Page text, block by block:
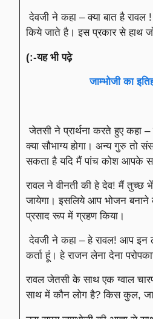
देवजी ने कहा – क्या बात है रावल
किये जाते है। इस प्रकार से हाथ
(:-यह भी पढ़े
जाम्भोजी का
जेतसी ने प्रार्थना करते हुए कहा
क्या सौभाग्य होगा। अन्य गुरु
सकता है यदि मैं पांच कोश आपके
रावल ने वीनती की हे देव! मैं तुच्छ
जायेगा। इसलिये आप भोजन
प्रसाद रूप में ग्रहण किया।
देवजी ने कहा – हे रावल! आप इन
कर्ता हूं। हे राजन लेना देना
रावल जेतसी के साथ एक ग्वाल
साथ में कौन लोग है? किस कुल,